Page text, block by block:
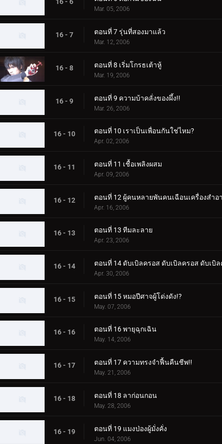
16 - 6
Mar. 05, 2006
16 - 7 ตอนที่ 7 รุ่นที่สองมาแล้ว
Mar. 12, 2006
16 - 8 ตอนที่ 8 เริ่มโกรธเต้าหู้
Mar. 19, 2006
16 - 9 ตอนที่ 9 ความบ้าคลั่งของผึ้ง!!
Mar. 26, 2006
16 - 10 ตอนที่ 10 เราเป็นเพื่อนกันใช่ไหม?
Apr. 02, 2006
16 - 11 ตอนที่ 11 เชื้อเพลิงผสม
Apr. 09, 2006
16 - 12 ตอนที่ 12 ผู้คนหลายพันคนเฉือนเครื่องสำอ
Apr. 16, 2006
16 - 13 ตอนที่ 13 ทีมละลาย
Apr. 23, 2006
16 - 14 ตอนที่ 14 ดับเบิลครอส ดับเบิลครอส ดับเบิ
Apr. 30, 2006
16 - 15 ตอนที่ 15 หมอปีศาจผู้โด่งดัง!?
May. 07, 2006
16 - 16 ตอนที่ 16 พายุฉุกเฉิน
May. 14, 2006
16 - 17 ตอนที่ 17 ความทรงจำฟื้นคืนชีพ!!
May. 21, 2006
16 - 18 ตอนที่ 18 ลาก่อนกอน
May. 28, 2006
16 - 19 ตอนที่ 19 แมงป่องผู้มั่งคั่ง
Jun. 04, 2006